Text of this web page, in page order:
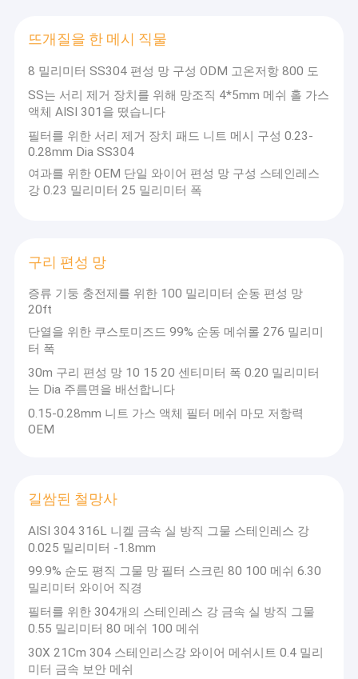
품질 관리
뉴스
사건
니트 와이어 메쉬 가스킷
압축 뜨개질을 한 철망사
와이어 메쉬 세탁기
스테인레스 강 세척구
금속 쿠션 댐퍼
구리 편성 망
길쌈된 철망사
메시 패드 서리 제거 장치
알루미늄 호일 메쉬
알루미늄 필터 메쉬
뜨개질을 한 메시 직물
8 밀리미터 SS304 편성 망 구성 ODM 고온저항 800 도
SS는 서리 제거 장치를 위해 망조직 4*5mm 메쉬 홀 가스
액체 AISI 301을 떴습니다
필터를 위한 서리 제거 장치 패드 니트 메시 구성 0.23-
0.28mm Dia SS304
여과를 위한 OEM 단일 와이어 편성 망 구성 스테인레스
강 0.23 밀리미터 25 밀리미터 폭
구리 편성 망
증류 기둥 충전제를 위한 100 밀리미터 순동 편성 망
20ft
단열을 위한 쿠스토미즈드 99% 순동 메쉬롤 276 밀리미
터 폭
30m 구리 편성 망 10 15 20 센티미터 폭 0.20 밀리미터
는 Dia 주름면을 배선합니다
0.15-0.28mm 니트 가스 액체 필터 메쉬 마모 저항력
OEM
길쌈된 철망사
AISI 304 316L 니켈 금속 실 방직 그물 스테인레스 강
0.025 밀리미터 -1.8mm
99.9% 순도 평직 그물 망 필터 스크린 80 100 메쉬 6.30
밀리미터 와이어 직경
필터를 위한 304개의 스테인레스 강 금속 실 방직 그물
0.55 밀리미터 80 메쉬 100 메쉬
30X 21Cm 304 스테인리스강 와이어 메쉬시트 0.4 밀리
미터 금속 보안 메쉬
체 범위를 생산함에 있어 분화시킵니다. 우리는 완제
보 기술을 채택합니다. 주로 제품은 다음을 포함합니
다 :작은 스테인리스강 와이어, 금속 네덜란드 필터
와이어 메쉬, 높은 정확한 금속 평방 와이어 메쉬, 석
유를 위한 모든 종류의 필터 와이어 메쉬, 화학과 산
업, 놋쇠와 적동광 와이어 메쉬, 등. 우리는 또한 특정
한 그림과 심층 처리 와이어 메쉬 제품에 따라서 모든
종류의 특별한 와이어 메쉬를 생산할 수 있습니다.
당신의 믿을 만한 구매자들, 플스에 대한 어떠한 지원
의 정직한 제조가 것 기다리고 있는 우리는 당신이 우
리의 회사와 제품에 대한 더 나은 이해를 하는 것을
싶으면 우리와 연락하기를 주저하지 않습니다. 우리
의 회사는 사나운 마케팅 환경 하에 좋은 서비스와 우
다. "